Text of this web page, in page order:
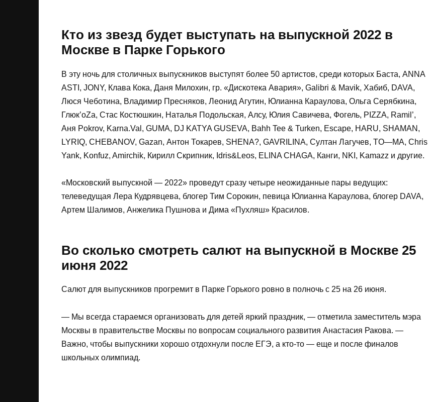
Кто из звезд будет выступать на выпускной 2022 в
Москве в Парке Горького
В эту ночь для столичных выпускников выступят более 50 артистов, среди которых Баста, ANNA
ASTI, JONY, Клава Кока, Даня Милохин, гр. «Дискотека Авария», Galibri & Mavik, Хабиб, DAVA,
Люся Чеботина, Владимир Пресняков, Леонид Агутин, Юлианна Караулова, Ольга Серябкина,
Глюк’oZa, Стас Костюшкин, Наталья Подольская, Алсу, Юлия Савичева, Фогель, PIZZA, Ramil’,
Аня Pokrov, Karna.Val, GUMA, DJ KATYA GUSEVA, Bahh Tee & Turken, Escape, HARU, SHAMAN,
LYRIQ, CHEBANOV, Gazan, Антон Токарев, SHENA?, GAVRILINA, Султан Лагучев, ТO—МA, Chris
Yank, Konfuz, Amirchik, Кирилл Скрипник, Idris&Leos, ELINA CHAGA, Канги, NKI, Kamazz и другие.
«Московский выпускной — 2022» проведут сразу четыре неожиданные пары ведущих:
телеведущая Лера Кудрявцева, блогер Тим Сорокин, певица Юлианна Караулова, блогер DAVA,
Артем Шалимов, Анжелика Пушнова и Дима «Пухляш» Красилов.
Во сколько смотреть салют на выпускной в Москве 25
июня 2022
Салют для выпускников прогремит в Парке Горького ровно в полночь с 25 на 26 июня.
— Мы всегда стараемся организовать для детей яркий праздник, — отметила заместитель мэра
Москвы в правительстве Москвы по вопросам социального развития Анастасия Ракова. —
Важно, чтобы выпускники хорошо отдохнули после ЕГЭ, а кто-то — еще и после финалов
школьных олимпиад.